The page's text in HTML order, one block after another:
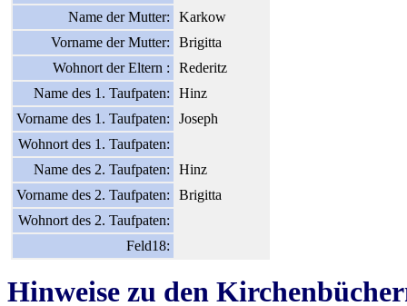
Name der Mutter:
Karkow
Vorname der Mutter:
Brigitta
Wohnort der Eltern :
Rederitz
Name des 1. Taufpaten:
Hinz
Vorname des 1. Taufpaten:
Joseph
Wohnort des 1. Taufpaten:
Name des 2. Taufpaten:
Hinz
Vorname des 2. Taufpaten:
Brigitta
Wohnort des 2. Taufpaten:
Feld18:
Hinweise zu den